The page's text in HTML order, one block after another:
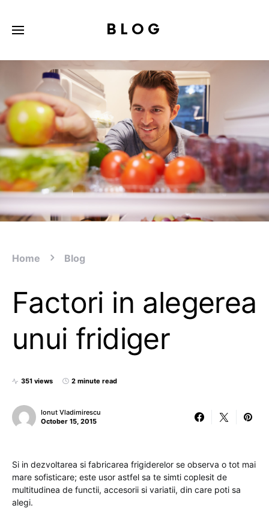
BLOG
Home Blog
Factori in alegerea
unui fridiger
351 views 2 minute read
Ionut Vladimirescu
October 15, 2015
Si in dezvoltarea si fabricarea frigiderelor se observa o tot mai
mare sofisticare; este usor astfel sa te simti coplesit de
multitudinea de functii, accesorii si variatii, din care poti sa
alegi.